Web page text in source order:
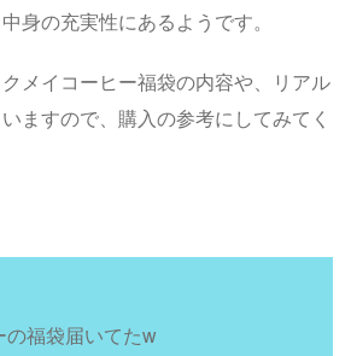
身の充実性にあるようです。
メイコーヒー福袋の内容や、リアル
ますので、購入の参考にしてみてく
の福袋届いてたw